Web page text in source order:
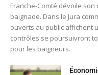
Franche-Comté dévoile
baignade. Dans le Jura
ouverts au public affichent
contrôles se poursuivront
pour les baigneurs.